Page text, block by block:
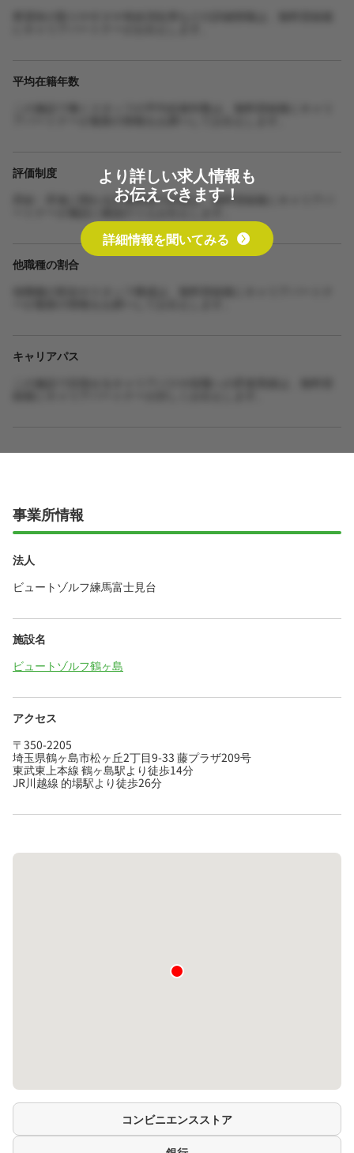
平均在籍年数
評価制度
昇給・昇進に関わる評価制度の詳細は、無料登録後にキャリアパ
他職種の割合
キャリアパス
より詳しい求人情報も
お伝えできます！
詳細情報を聞いてみる
事業所情報
法人
ビュートゾルフ練馬富士見台
施設名
ビュートゾルフ鶴ヶ島
アクセス
〒350-2205
埼玉県鶴ヶ島市松ヶ丘2丁目9-33 藤プラザ209号
東武東上本線 鶴ヶ島駅より徒歩14分
JR川越線 的場駅より徒歩26分
コンビニエンスストア